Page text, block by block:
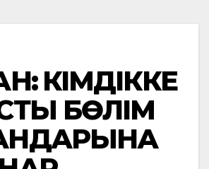
ӘКІМДІККЕ
БӨЛІМ